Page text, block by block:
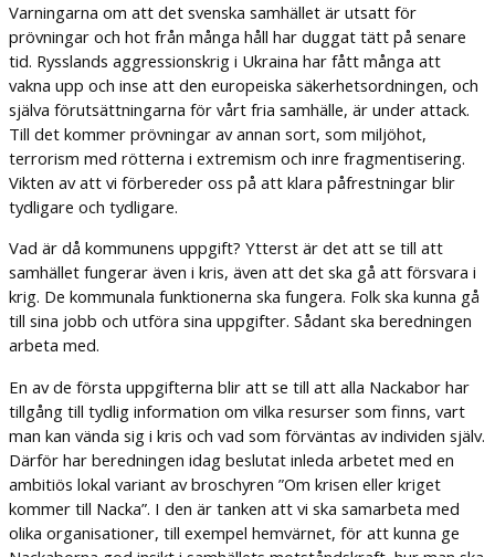
Varningarna om att det svenska samhället är utsatt för
prövningar och hot från många håll har duggat tätt på senare
tid. Rysslands aggressionskrig i Ukraina har fått många att
vakna upp och inse att den europeiska säkerhetsordningen, och
själva förutsättningarna för vårt fria samhälle, är under attack.
Till det kommer prövningar av annan sort, som miljöhot,
terrorism med rötterna i extremism och inre fragmentisering.
Vikten av att vi förbereder oss på att klara påfrestningar blir
tydligare och tydligare.
Vad är då kommunens uppgift? Ytterst är det att se till att
samhället fungerar även i kris, även att det ska gå att försvara i
krig. De kommunala funktionerna ska fungera. Folk ska kunna gå
till sina jobb och utföra sina uppgifter. Sådant ska beredningen
arbeta med.
En av de första uppgifterna blir att se till att alla Nackabor har
tillgång till tydlig information om vilka resurser som finns, vart
man kan vända sig i kris och vad som förväntas av individen själv.
Därför har beredningen idag beslutat inleda arbetet med en
ambitiös lokal variant av broschyren ”Om krisen eller kriget
kommer till Nacka”. I den är tanken att vi ska samarbeta med
olika organisationer, till exempel hemvärnet, för att kunna ge